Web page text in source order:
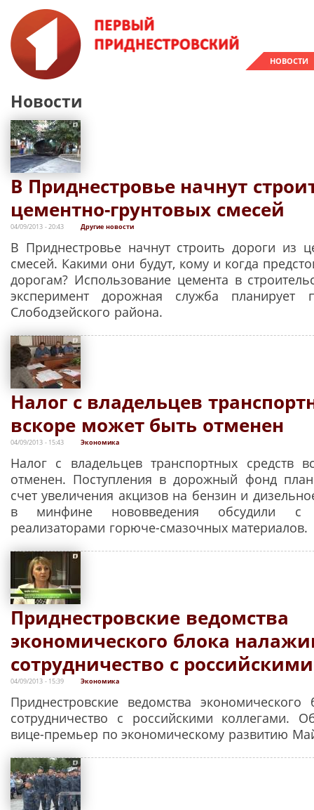
НОВОСТИ
Новости
В Приднестровье начнут
цементно-грунтовых смесей
04/09/2013 - 20:43 Другие новости
В Приднестровье начнут строить дороги из
смесей. Какими они будут, кому и когда
дорогам? Использование цемента в
эксперимент дорожная служба планирует
Слободзейского района.
Налог с владельцев
вскоре может быть отменен
04/09/2013 - 15:43 Экономика
Налог с владельцев транспортных средств
отменен. Поступления в дорожный фонд
счет увеличения акцизов на бензин и
в минфине нововведения обсудили с
реализаторами горюче-смазочных материалов.
Приднестровские ведомства
экономического блока
сотрудничество с
04/09/2013 - 15:39 Экономика
Приднестровские ведомства
сотрудничество с российскими коллегами.
вице-премьер по экономическому развитию